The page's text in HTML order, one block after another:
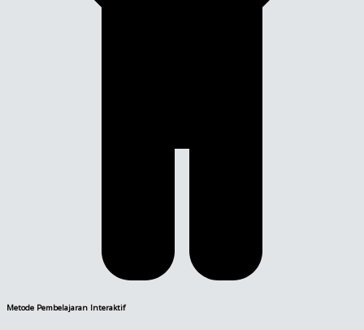
Metode Pembelajaran Interaktif